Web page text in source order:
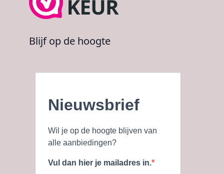
Blijf op de hoogte
Nieuwsbrief
Wil je op de hoogte blijven van
alle aanbiedingen?
Vul dan hier je mailadres in.